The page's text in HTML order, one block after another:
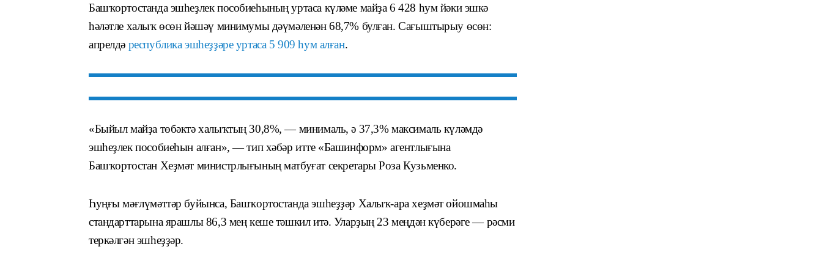
Башҡортостанда эшһеҙлек пособиеһының уртаса күләме майҙа 6 428 һум йәки эшкә
һәләтле халыҡ өсөн йәшәү минимумы дәүмәленән 68,7% булған. Сағыштырыу өсөн:
апрелдә республика эшһеҙҙәре уртаса 5 909 һум алған.
«Быйыл майҙа төбәктә халыҡтың 30,8%, — минималь, ә 37,3% максималь күләмдә
эшһеҙлек пособиеһын алған», — тип хәбәр итте «Башинформ» агентлығына
Башҡортостан Хеҙмәт министрлығының матбуғат секретары Роза Кузьменко.
Һуңғы мәғлүмәттәр буйынса, Башҡортостанда эшһеҙҙәр Халыҡ-ара хеҙмәт ойошмаһы
стандарттарына ярашлы 86,3 мең кеше тәшкил итә. Уларҙың 23 меңдән күберәге — рәсми
теркәлгән эшһеҙҙәр.